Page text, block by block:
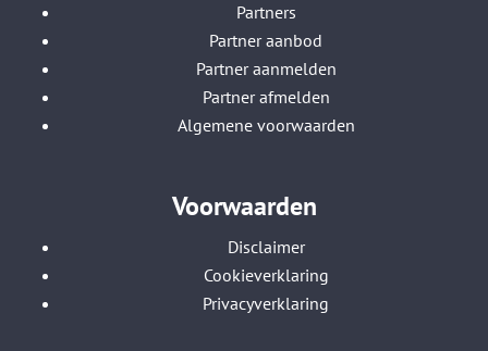
Partners
Partner aanbod
Partner aanmelden
Partner afmelden
Algemene voorwaarden
Voorwaarden
Disclaimer
Cookieverklaring
Privacyverklaring